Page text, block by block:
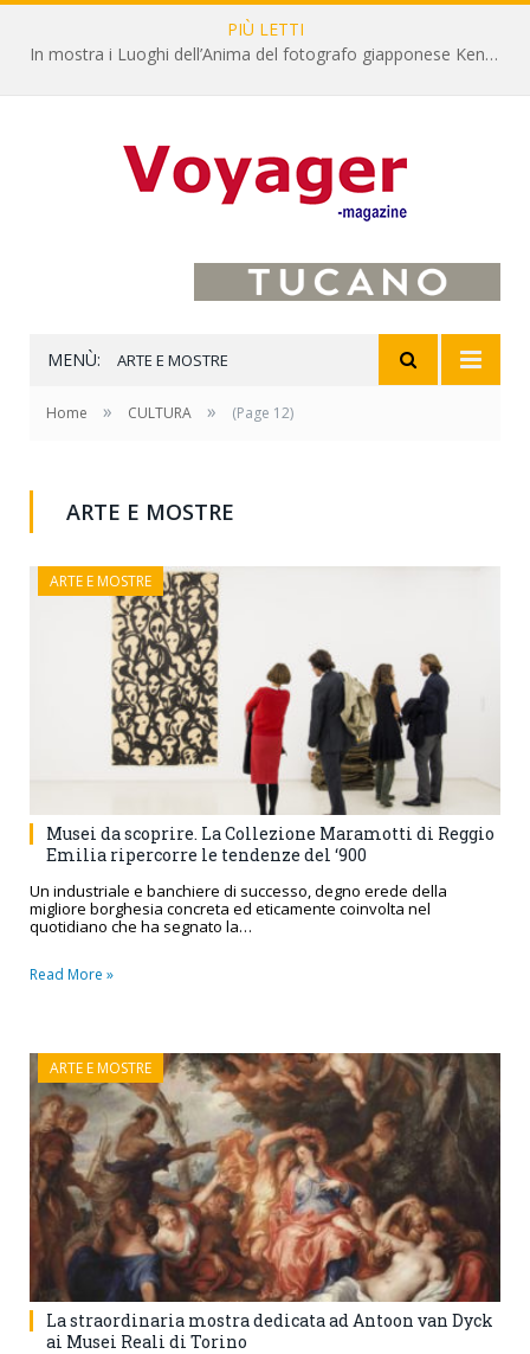
PIÙ LETTI
In mostra i Luoghi dell’Anima del fotografo giapponese Kenro Izu
MENÙ: ARTE E MOSTRE
Home » CULTURA » (Page 12)
ARTE E MOSTRE
ARTE E MOSTRE
Musei da scoprire. La Collezione Maramotti di Reggio
Emilia ripercorre le tendenze del ‘900
Un industriale e banchiere di successo, degno erede della
migliore borghesia concreta ed eticamente coinvolta nel
quotidiano che ha segnato la…
Read More »
ARTE E MOSTRE
La straordinaria mostra dedicata ad Antoon van Dyck
ai Musei Reali di Torino